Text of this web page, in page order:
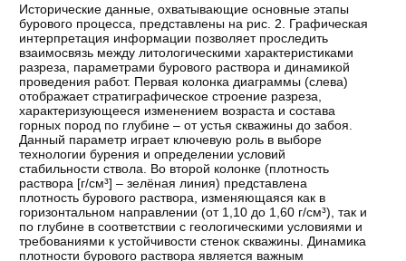
Исторические данные, охватывающие основные этапы
бурового процесса, представлены на рис. 2. Графическая
интерпретация информации позволяет проследить
взаимосвязь между литологическими характеристиками
разреза, параметрами бурового раствора и динамикой
проведения работ. Первая колонка диаграммы (слева)
отображает стратиграфическое строение разреза,
характеризующееся изменением возраста и состава
горных пород по глубине – от устья скважины до забоя.
Данный параметр играет ключевую роль в выборе
технологии бурения и определении условий
стабильности ствола. Во второй колонке (плотность
раствора [г/см³] – зелёная линия) представлена
плотность бурового раствора, изменяющаяся как в
горизонтальном направлении (от 1,10 до 1,60 г/см³), так и
по глубине в соответствии с геологическими условиями и
требованиями к устойчивости стенок скважины. Динамика
плотности бурового раствора является важным